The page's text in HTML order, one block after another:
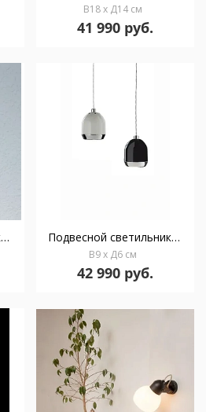
В18 x Д14 см
41 990 руб.
Подвесной светильник Boogie mini S1 black Подвесной светильник Boogie mini S1 chrome
В9 x Д6 см
42 990 руб.